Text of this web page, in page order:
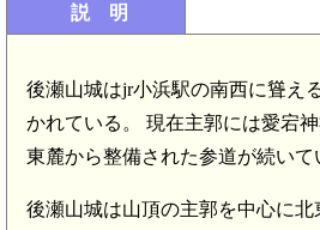
説 明
後瀬山城はjr小浜駅の南西に聳え
かれている。 現在主郭には愛宕
東麓から整備された参道が続いて
後瀬山城は山頂の主郭を中心に